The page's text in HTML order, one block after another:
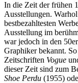
In die Zeit der frühen
Ausstellungen.
bestbezahltesten
Ausstellung im
war jedoch in den
Graphiker bekannt.
Zeitschriften Vogue
dieser Zeit sind zum
Shoe Perdu (1955)